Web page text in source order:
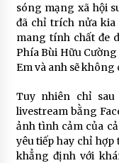
sóng mạng xã hội
đã chỉ trích nửa
mang tính chất đe
Phía Bùi Hữu
Em và anh sẽ không
Tuy nhiên chỉ
livestream bằng
ảnh tình cảm của
yêu tiếp hay chỉ hợp
khẳng định với